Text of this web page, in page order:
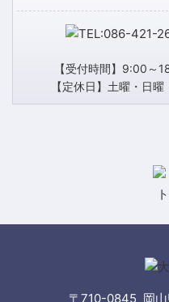
【受付時間】9:00～
【定休日】土曜・日曜
〒710-0845 岡